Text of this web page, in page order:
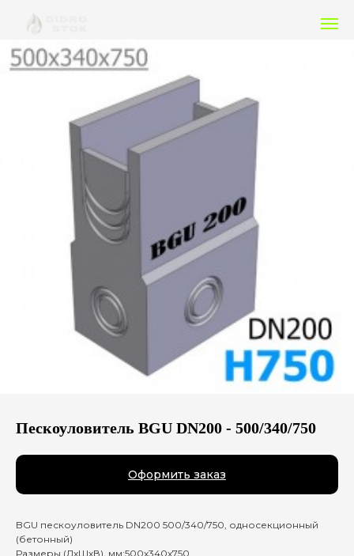
Пескоуловитель BGU DN200 - 500/340/750
Оформить заказ
BGU пескоуловитель DN200 500/340/750, односекционный
(бетонный)
Размеры (ДхШхВ), мм:500х340х750